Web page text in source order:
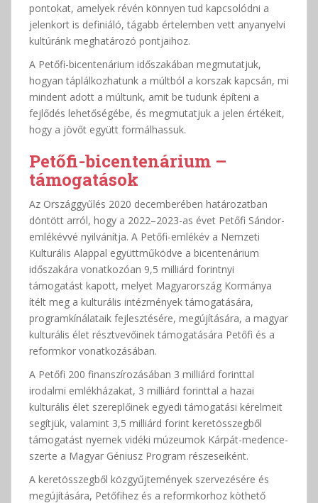
pontokat, amelyek révén könnyen tud kapcsolódni a
jelenkort is definiáló, tágabb értelemben vett anyanyelvi
kultúránk meghatározó pontjaihoz.
A Petőfi-bicentenárium időszakában megmutatjuk,
hogyan táplálkozhatunk a múltból a korszak kapcsán, mi
mindent adott a múltunk, amit be tudunk építeni a
fejlődés lehetőségébe, és megmutatjuk a jelen értékeit,
hogy a jövőt együtt formálhassuk.
Petőfi-bicentenárium –
támogatások
Az Országgyűlés 2020 decemberében határozatban
döntött arról, hogy a 2022–2023-as évet Petőfi Sándor-
emlékévvé nyilvánítja. A Petőfi-emlékév a Nemzeti
Kulturális Alappal együttműködve a bicentenárium
időszakára vonatkozóan 9,5 milliárd forintnyi
támogatást kapott, melyet Magyarország Kormánya
ítélt meg a kulturális intézmények támogatására,
programkínálataik fejlesztésére, megújítására, a magyar
kulturális élet résztvevőinek támogatására Petőfi és a
reformkor vonatkozásában.
A Petőfi 200 finanszírozásában 3 milliárd forinttal
irodalmi emlékházakat, 3 milliárd forinttal a hazai
kulturális élet szereplőinek egyedi támogatási kérelmeit
segítjük, valamint 3,5 milliárd forint keretösszegből
támogatást nyernek vidéki múzeumok Kárpát-medence-
szerte a Magyar Géniusz Program részeseiként.
A keretösszegből közgyűjtemények szervezésére és
megújítására, Petőfihez és a reformkorhoz köthető